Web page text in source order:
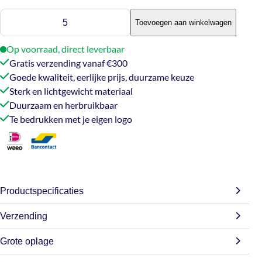
Plywood
Toevoegen aan winkelwagen
Op voorraad, direct leverbaar
Gratis verzending vanaf €300
Goede kwaliteit, eerlijke prijs, duurzame keuze
Sterk en lichtgewicht materiaal
Duurzaam en herbruikbaar
Te bedrukken met je eigen logo
Productspecificaties
Gewicht 0,066 kg
Verzending
Wij doen ons best om jouw bestelling zo snel mogelijk te
Grote oplage